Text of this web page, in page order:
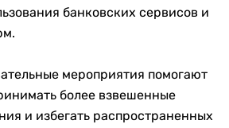
банковских сервисов и
мероприятия помогают
более взвешенные
и избегать распространенных